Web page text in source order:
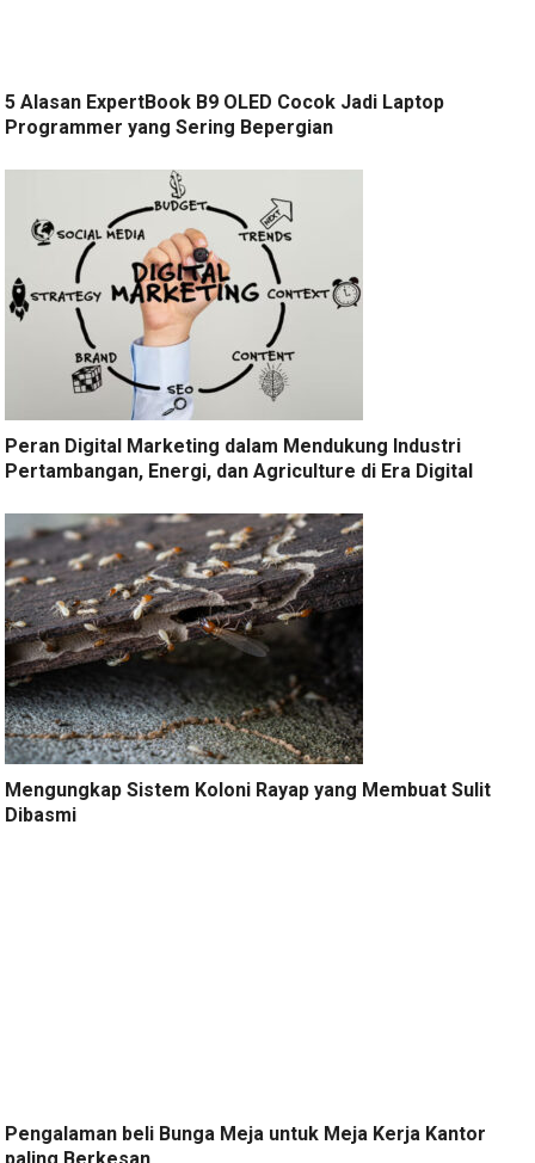
5 Alasan ExpertBook B9 OLED Cocok Jadi Laptop
Programmer yang Sering Bepergian
Peran Digital Marketing dalam Mendukung Industri
Pertambangan, Energi, dan Agriculture di Era Digital
Mengungkap Sistem Koloni Rayap yang Membuat Sulit
Dibasmi
Pengalaman beli Bunga Meja untuk Meja Kerja Kantor